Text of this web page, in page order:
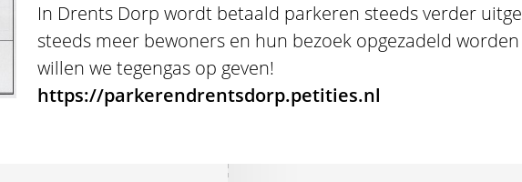
In Drents Dorp wordt betaald parkeren steeds verder
steeds meer bewoners en hun bezoek opgezadeld
willen we tegengas op geven!
https://parkerendrentsdorp.petities.nl